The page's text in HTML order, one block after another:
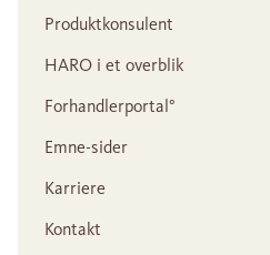
Produktkonsulent
HARO i et overblik
Forhandlerportal°
Emne-sider
Karriere
Kontakt